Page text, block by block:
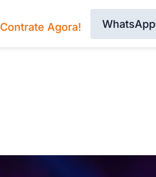
Contrate Agora! WhatsApp